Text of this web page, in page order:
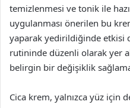
temizlenmesi ve tonik ile
uygulanması önerilen bu
yaparak yedirildiğinde etkisi
rutininde düzenli olarak yer
belirgin bir değişiklik
Cica krem, yalnızca yüz için